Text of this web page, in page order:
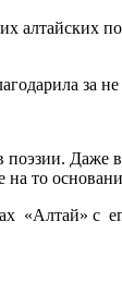
за не
поэзии. Даже
на то
«Алтай» с